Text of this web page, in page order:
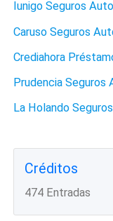
Iunigo Seguros
Caruso Seguros
Crediahora
Prudencia Seguros
La Holando
Créditos
474 Entradas